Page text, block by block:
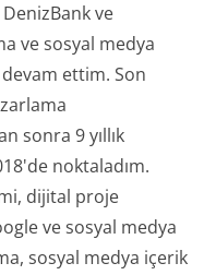
ve
ve sosyal medya
ettim. Son
sonra 9 yıllık
noktaladım.
dijital proje
ve sosyal medya
sosyal medya içerik